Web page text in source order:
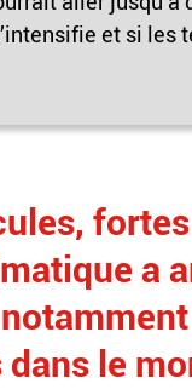
et si les
a
le